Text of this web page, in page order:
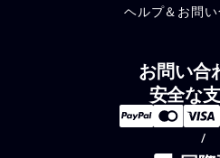
ヘルプ＆お問
お問い合
安全な
/